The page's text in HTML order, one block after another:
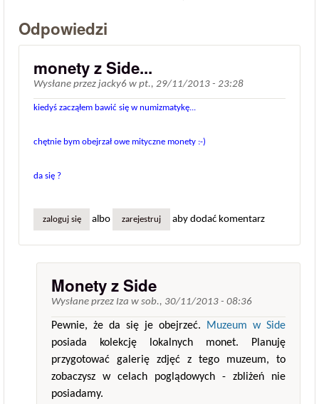
Odpowiedzi
monety z Side...
Wysłane przez jacky6 w pt., 29/11/2013 - 23:28
kiedyś zacząłem bawić się w numizmatykę...
chętnie bym obejrzał owe mityczne monety :-)
da się ?
zaloguj się albo zarejestruj aby dodać komentarz
Monety z Side
Wysłane przez Iza w sob., 30/11/2013 - 08:36
Pewnie, że da się je obejrzeć.
Muzeum w Side
posiada kolekcję lokalnych monet. Planuję
przygotować galerię zdjęć z tego muzeum, to
zobaczysz w celach poglądowych - zbliżeń nie
posiadamy.